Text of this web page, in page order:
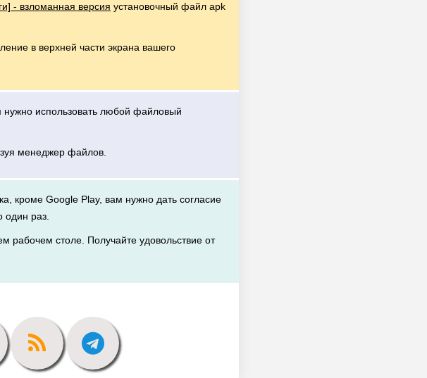
- взломанная версия установочный файл apk
в верхней части экрана вашего
нужно использовать любой файловый
менеджер файлов.
кроме Google Play, вам нужно дать согласие
один раз.
рабочем столе. Получайте удовольствие от